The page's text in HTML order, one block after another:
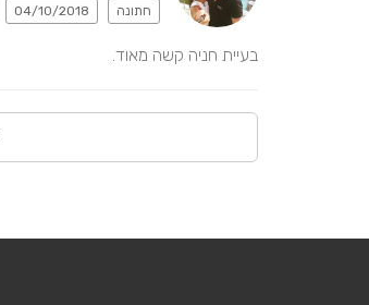
חתונה 04/10/2018
בעיית חניה קשה מאוד.